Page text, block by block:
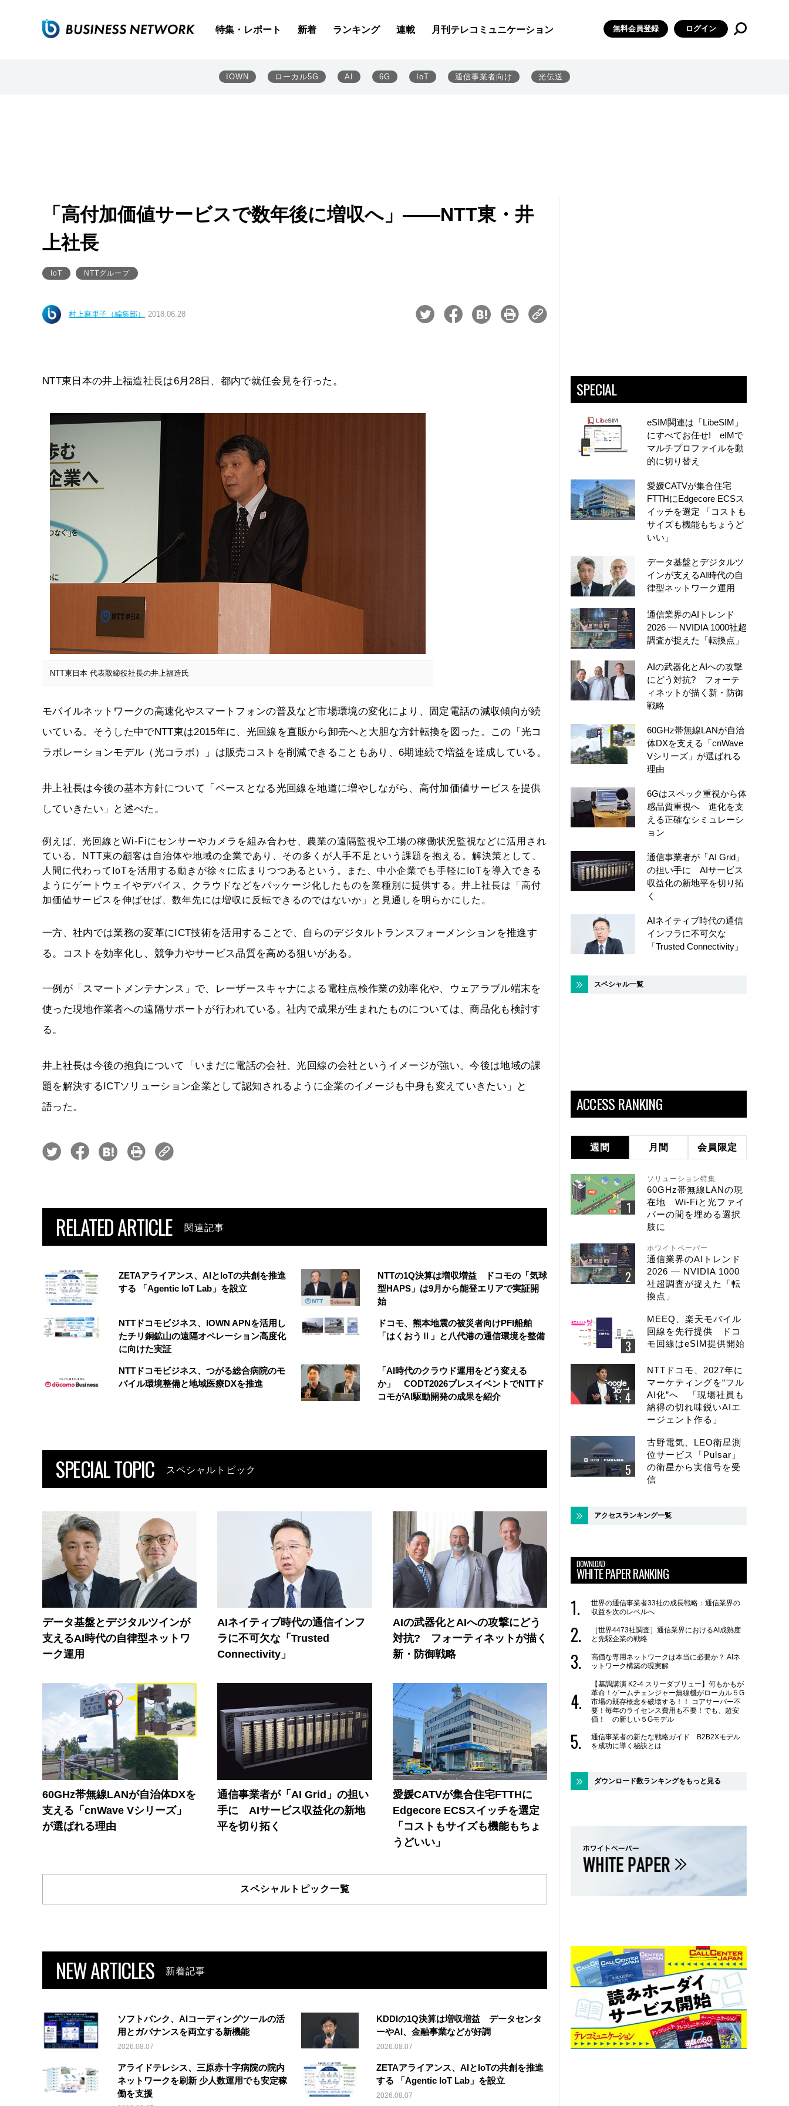
特集・レポート 新着 ランキング 連載 月刊テレコミュニケーション 無料会員登録 ログイン
IOWN ローカル5G AI 6G IoT 通信事業者向け 光伝送
「高付加価値サービスで数年後に増収へ」――NTT東・井
上社長
IoT NTTグループ
村上麻里子（編集部） 2018.06.28
NTT東日本の井上福造社長は6月28日、都内で就任会見を行った。
NTT東日本 代表取締役社長の井上福造氏
モバイルネットワークの高速化やスマートフォンの普及など市場環境の変化により、固定電話の減収傾向が続
いている。そうした中でNTT東は2015年に、光回線を直販から卸売へと大胆な方針転換を図った。この「光コ
ラボレーションモデル（光コラボ）」は販売コストを削減できることもあり、6期連続で増益を達成している。
井上社長は今後の基本方針について「ベースとなる光回線を地道に増やしながら、高付加価値サービスを提供
していきたい」と述べた。
例えば、光回線とWi-Fiにセンサーやカメラを組み合わせ、農業の遠隔監視や工場の稼働状況監視などに活用され
ている。NTT東の顧客は自治体や地域の企業であり、その多くが人手不足という課題を抱える。解決策として、
人間に代わってIoTを活用する動きが徐々に広まりつつあるという。また、中小企業でも手軽にIoTを導入できる
ようにゲートウェイやデバイス、クラウドなどをパッケージ化したものを業種別に提供する。井上社長は「高付
加価値サービスを伸ばせば、数年先には増収に反転できるのではないか」と見通しを明らかにした。
一方、社内では業務の変革にICT技術を活用することで、自らのデジタルトランスフォーメンションを推進す
る。コストを効率化し、競争力やサービス品質を高める狙いがある。
一例が「スマートメンテナンス」で、レーザースキャナによる電柱点検作業の効率化や、ウェアラブル端末を
使った現地作業者への遠隔サポートが行われている。社内で成果が生まれたものについては、商品化も検討す
る。
井上社長は今後の抱負について「いまだに電話の会社、光回線の会社というイメージが強い。今後は地域の課
題を解決するICTソリューション企業として認知されるように企業のイメージも中身も変えていきたい」と
語った。
RELATED ARTICLE 関連記事
ZETAアライアンス、AIとIoTの共創を推進
する 「Agentic IoT Lab」を設立
NTTの1Q決算は増収増益 ドコモの「気球
型HAPS」は9月から能登エリアで実証開
始
NTTドコモビジネス、IOWN APNを活用し
たチリ銅鉱山の遠隔オペレーション高度化
に向けた実証
ドコモ、熊本地震の被災者向けPFI船舶
「はくおうⅡ」と八代港の通信環境を整備
NTTドコモビジネス、つがる総合病院のモ
バイル環境整備と地域医療DXを推進
「AI時代のクラウド運用をどう変える
か」 CODT2026プレスイベントでNTTド
コモがAI駆動開発の成果を紹介
SPECIAL TOPIC スペシャルトピック
データ基盤とデジタルツインが
支えるAI時代の自律型ネットワ
ーク運用
AIネイティブ時代の通信インフ
ラに不可欠な「Trusted
Connectivity」
AIの武器化とAIへの攻撃にどう
対抗? フォーティネットが描く
新・防御戦略
60GHz帯無線LANが自治体DXを
支える「cnWave Vシリーズ」
が選ばれる理由
通信事業者が「AI Grid」の担い
手に AIサービス収益化の新地
平を切り拓く
愛媛CATVが集合住宅FTTHに
Edgecore ECSスイッチを選定
「コストもサイズも機能もちょ
うどいい」
スペシャルトピック一覧
NEW ARTICLES 新着記事
ソフトバンク、AIコーディングツールの活
用とガバナンスを両立する新機能
2026.08.07
KDDIの1Q決算は増収増益 データセンタ
ーやAI、金融事業などが好調
2026.08.07
アライドテレシス、三原赤十字病院の院内
ネットワークを刷新 少人数運用でも安定稼
働を支援
ZETAアライアンス、AIとIoTの共創を推進
する 「Agentic IoT Lab」を設立
2026.08.07
SPECIAL
eSIM関連は「LibeSIM」
にすべてお任せ! eIMで
マルチプロファイルを動
的に切り替え
愛媛CATVが集合住宅
FTTHにEdgecore ECSス
イッチを選定 「コストも
サイズも機能もちょうど
いい」
データ基盤とデジタルツ
インが支えるAI時代の自
律型ネットワーク運用
通信業界のAIトレンド
2026 ― NVIDIA 1000社超
調査が捉えた「転換点」
AIの武器化とAIへの攻撃
にどう対抗? フォーテ
ィネットが描く新・防御
戦略
60GHz帯無線LANが自治
体DXを支える「cnWave
Vシリーズ」が選ばれる
理由
6Gはスペック重視から体
感品質重視へ 進化を支
える正確なシミュレーシ
ョン
通信事業者が「AI Grid」
の担い手に AIサービス
収益化の新地平を切り拓
く
AIネイティブ時代の通信
インフラに不可欠な
「Trusted Connectivity」
スペシャル一覧
ACCESS RANKING
週間 月間 会員限定
ソリューション特集
60GHz帯無線LANの現
在地 Wi-Fiと光ファイ
バーの間を埋める選択
肢に
ホワイトペーパー
通信業界のAIトレンド
2026 ― NVIDIA 1000
社超調査が捉えた「転
換点」
MEEQ、楽天モバイル
回線を先行提供 ドコ
モ回線はeSIM提供開始
NTTドコモ、2027年に
マーケティングを“フル
AI化”へ 「現場社員も
納得の切れ味鋭いAIエ
ージェント作る」
古野電気、LEO衛星測
位サービス「Pulsar」
の衛星から実信号を受
信
アクセスランキング一覧
DOWNLOAD
WHITE PAPER RANKING
世界の通信事業者33社の成長戦略：通信業界の
収益を次のレベルへ
［世界4473社調査］通信業界におけるAI成熟度
と先駆企業の戦略
高価な専用ネットワークは本当に必要か？ AIネ
ットワーク構築の現実解
【基調講演 K2-4 スリーダブリュー】何もかもが
革命！ゲームチェンジャー無線機がローカル５G
市場の既存概念を破壊する！！ コアサーバー不
要！毎年のライセンス費用も不要！でも、超安
価！ の新しい５Gモデル
通信事業者の新たな戦略ガイド B2B2Xモデル
を成功に導く秘訣とは
ダウンロード数ランキングをもっと見る